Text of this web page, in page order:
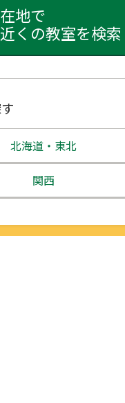
地で
くの教室を検索
北海道・東北
北海道
関西